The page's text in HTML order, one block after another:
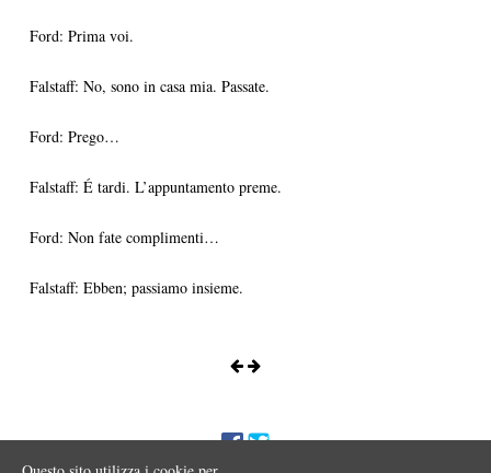
Ford: Prima voi.
Falstaff: No, sono in casa mia. Passate.
Ford: Prego…
Falstaff: É tardi. L’appuntamento preme.
Ford: Non fate complimenti…
Falstaff: Ebben; passiamo insieme.